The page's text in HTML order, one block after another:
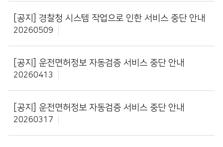
[공지] 경찰청 시스템 작업으로 인한 서비스 중단 안내
20260509
[공지] 운전면허정보 자동검증 서비스 중단 안내
20260413
[공지] 운전면허정보 자동검증 서비스 중단 안내
20260317